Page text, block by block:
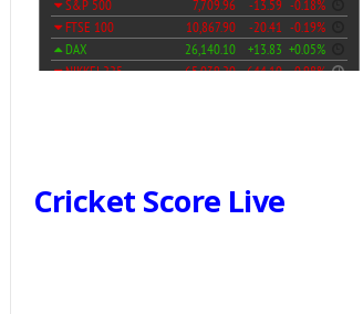
Cricket Score Live